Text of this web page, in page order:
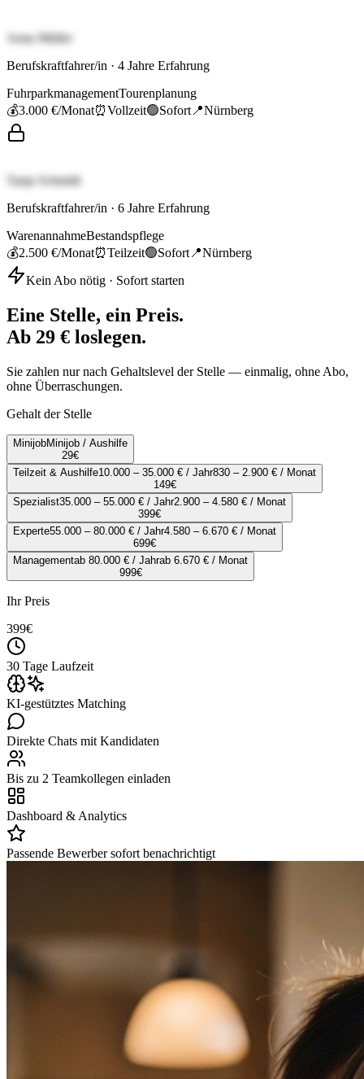
Anna Müller
Berufskraftfahrer/in · 4 Jahre Erfahrung
FuhrparkmanagementTourenplanung
💰3.000 €/Monat⏰Vollzeit🟢Sofort 📍Nürnberg
Tanja Schmidt
Berufskraftfahrer/in · 6 Jahre Erfahrung
WarenannahmeBestandspflege
💰2.500 €/Monat⏰Teilzeit🟢Sofort 📍Nürnberg
Kein Abo nötig · Sofort starten
Eine Stelle, ein Preis.
Ab 29 € loslegen.
Sie zahlen nur nach Gehaltslevel der Stelle — einmalig, ohne Abo,
ohne Überraschungen.
Gehalt der Stelle
MinijobMinijob / Aushilfe
29€
Teilzeit & Aushilfe10.000 – 35.000 € / Jahr830 – 2.900 € / Monat
149€
Spezialist35.000 – 55.000 € / Jahr2.900 – 4.580 € / Monat
399€
Experte55.000 – 80.000 € / Jahr4.580 – 6.670 € / Monat
699€
Managementab 80.000 € / Jahrab 6.670 € / Monat
999€
Ihr Preis
399€
30 Tage Laufzeit
KI-gestütztes Matching
Direkte Chats mit Kandidaten
Bis zu 2 Teamkollegen einladen
Dashboard & Analytics
Passende Bewerber sofort benachrichtigt